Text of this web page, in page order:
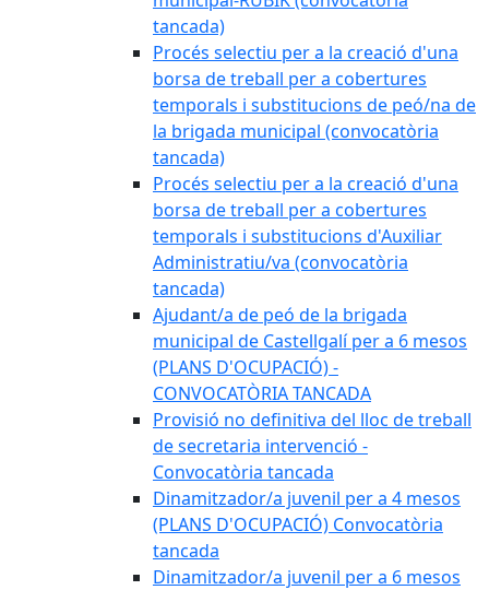
tancada)
Procés selectiu per a la creació d'una
borsa de treball per a cobertures
temporals i substitucions de peó/na de
la brigada municipal (convocatòria
tancada)
Procés selectiu per a la creació d'una
borsa de treball per a cobertures
temporals i substitucions d'Auxiliar
Administratiu/va (convocatòria
tancada)
Ajudant/a de peó de la brigada
municipal de Castellgalí per a 6 mesos
(PLANS D'OCUPACIÓ) -
CONVOCATÒRIA TANCADA
Provisió no definitiva del lloc de treball
de secretaria intervenció -
Convocatòria tancada
Dinamitzador/a juvenil per a 4 mesos
(PLANS D'OCUPACIÓ) Convocatòria
tancada
Dinamitzador/a juvenil per a 6 mesos